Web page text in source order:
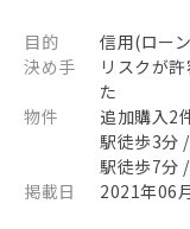
目的
信用(ロー
決め手
リスクが
た
物件
追加購入2
駅徒歩3分
駅徒歩7分
掲載日
2021年06